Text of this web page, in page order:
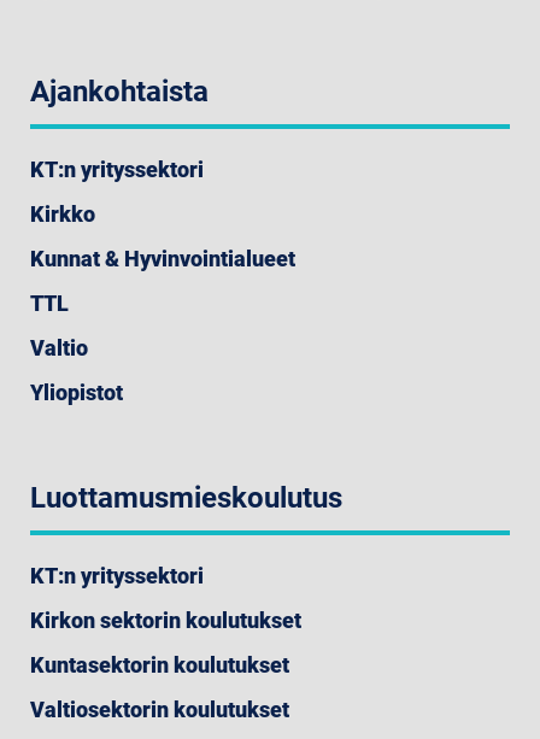
Ajankohtaista
KT:n yrityssektori
Kirkko
Kunnat & Hyvinvointialueet
TTL
Valtio
Yliopistot
Luottamusmieskoulutus
KT:n yrityssektori
Kirkon sektorin koulutukset
Kuntasektorin koulutukset
Valtiosektorin koulutukset